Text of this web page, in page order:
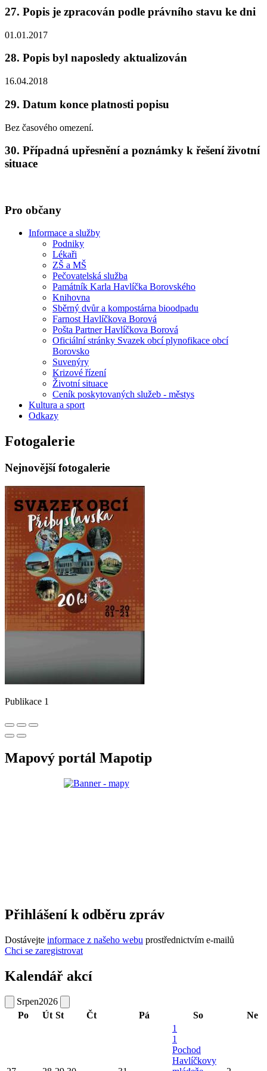
27. Popis je zpracován podle právního stavu ke dni
01.01.2017
28. Popis byl naposledy aktualizován
16.04.2018
29. Datum konce platnosti popisu
Bez časového omezení.
30. Případná upřesnění a poznámky k řešení životní
situace
Pro občany
Informace a služby
Podniky
Lékaři
ZŠ a MŠ
Pečovatelská služba
Památník Karla Havlíčka Borovského
Knihovna
Sběrný dvůr a kompostárna bioodpadu
Farnost Havlíčkova Borová
Pošta Partner Havlíčkova Borová
Oficiální stránky Svazek obcí plynofikace obcí
Borovsko
Suvenýry
Krizové řízení
Životní situace
Ceník poskytovaných služeb - městys
Kultura a sport
Odkazy
Fotogalerie
Nejnovější fotogalerie
Publikace 1
Mapový portál Mapotip
Přihlášení k odběru zpráv
Dostávejte informace z našeho webu prostřednictvím e-mailů
Chci se zaregistrovat
Kalendář akcí
Srpen2026
Po
Út St Čt Pá So Ne
1
1
Pochod
Havlíčkovy